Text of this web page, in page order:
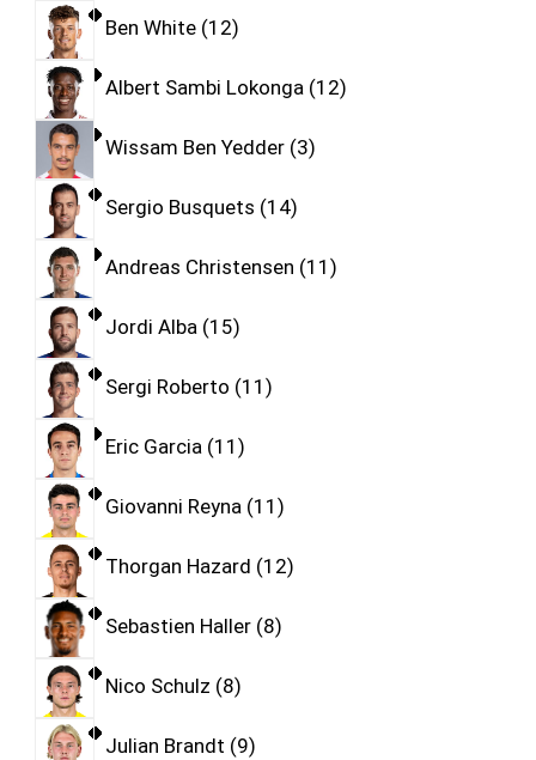
Ben White 12
Albert Sambi Lokonga 12
Wissam Ben Yedder 3
Sergio Busquets 14
Andreas Christensen 11
Jordi Alba 15
Sergi Roberto 11
Eric Garcia 11
Giovanni Reyna 11
Thorgan Hazard 12
Sebastien Haller 8
Nico Schulz 8
Julian Brandt 9